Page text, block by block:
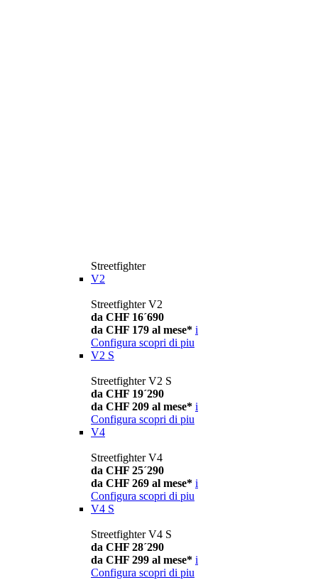
Streetfighter
V2
Streetfighter V2
da CHF 16´690
da CHF 179 al mese* i
Configura scopri di piu
V2 S
Streetfighter V2 S
da CHF 19´290
da CHF 209 al mese* i
Configura scopri di piu
V4
Streetfighter V4
da CHF 25´290
da CHF 269 al mese* i
Configura scopri di piu
V4 S
Streetfighter V4 S
da CHF 28´290
da CHF 299 al mese* i
Configura scopri di piu